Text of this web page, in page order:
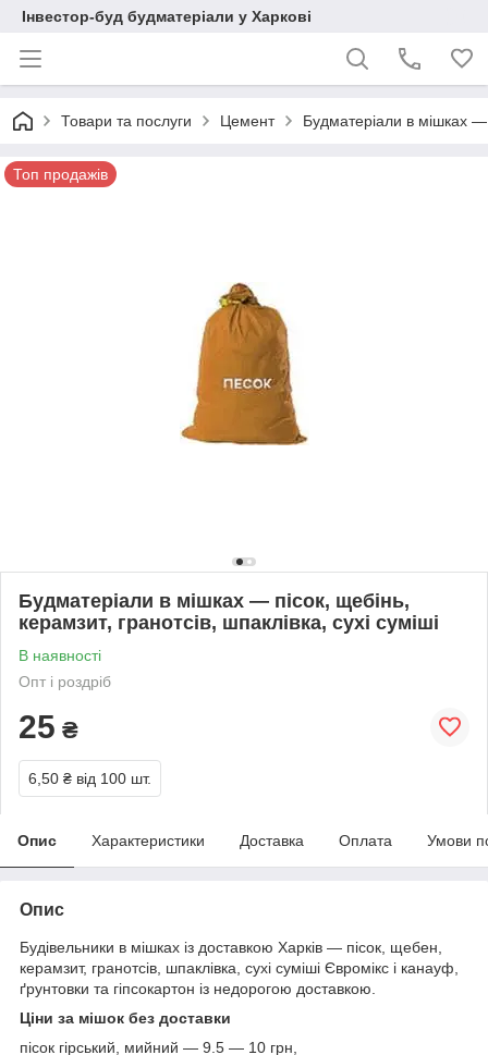
Інвестор-буд будматеріали у Харкові
Товари та послуги Цемент Будматеріали в мішках —
Топ продажів
Будматеріали в мішках — пісок, щебінь,
керамзит, гранотсів, шпаклівка, сухі суміші
В наявності
Опт і роздріб
25 ₴
6,50 ₴ від 100 шт.
Опис Характеристики Доставка Оплата Умови
Опис
Будівельники в мішках із доставкою Харків — пісок, щебен,
керамзит, гранотсів, шпаклівка, сухі суміші Євромікс і канауф,
ґрунтовки та гіпсокартон із недорогою доставкою.
Ціни за мішок без доставки
пісок гірський, мийний — 9.5 — 10 грн,